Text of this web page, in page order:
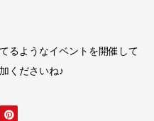
るようなイベントを開催して
くださいね♪